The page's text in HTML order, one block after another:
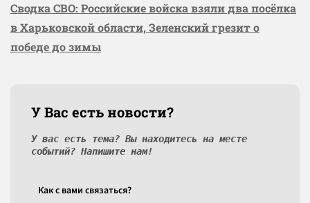
Сводка СВО: Российские войска взяли два посёлка
в Харьковской области, Зеленский грезит о
победе до зимы
У Вас есть новости?
У вас есть тема? Вы находитесь на месте
событий? Напишите нам!
Как c вами связаться?